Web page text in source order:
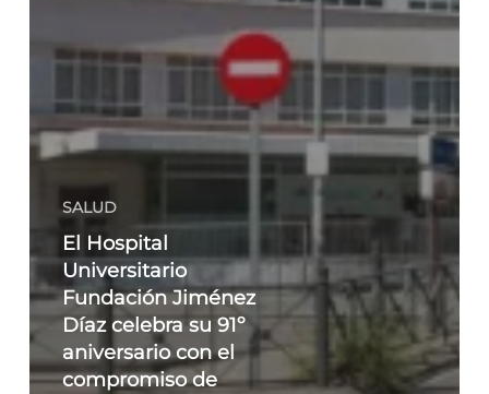
SALUD
El Hospital
Universitario
Fundación Jiménez
Díaz celebra su 91º
aniversario con el
compromiso de